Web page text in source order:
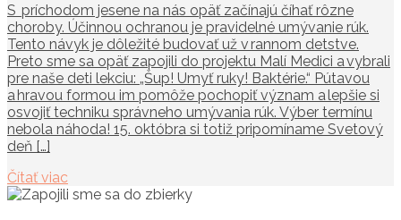
S príchodom jesene na nás opäť začínajú číhať rôzne
choroby. Účinnou ochranou je pravidelné umývanie rúk.
Tento návyk je dôležité budovať už v rannom detstve.
Preto sme sa opäť zapojili do projektu Malí Medici a vybrali
pre naše deti lekciu: „Šup! Umyť ruky! Baktérie.“ Pútavou
a hravou formou im pomôže pochopiť význam a lepšie si
osvojiť techniku správneho umývania rúk. Výber termínu
nebola náhoda! 15. októbra si totiž pripomíname Svetový
deň […]
Čítať viac